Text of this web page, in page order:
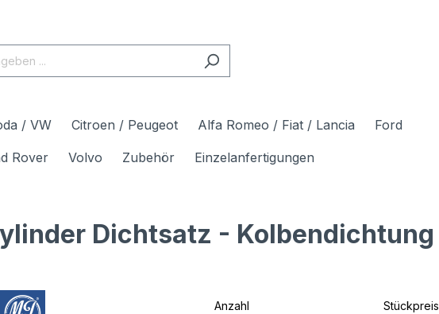
/ VW Citroen / Peugeot Alfa Romeo / Fiat / Lancia Ford
Rover Volvo Zubehör Einzelanfertigungen
Dichtsatz - Kolbendichtung
Anzahl Stückpreis